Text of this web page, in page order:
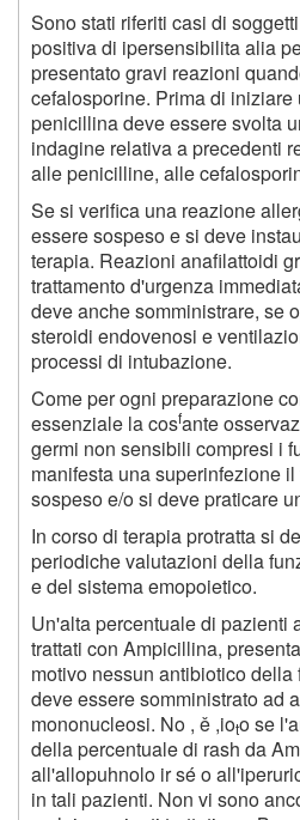
Sono stati riferiti casi di
positiva di ipersensibilita alia
presentato gravi reazioni
cefalosporine. Prima di
penicillina deve essere svolta
indagine relativa a precedenti
alle penicilline, alle
Se si verifica una reazione
essere sospeso e si deve
terapia. Reazioni anafilattoidi
trattamento d'urgenza
deve anche somministrare, se
steroidi endovenosi e
processi di intubazione.
Come per ogni preparazione
essenziale la cosfante
germi non sensibili compresi i
manifesta una superinfezione
sospeso e/o si deve praticare
In corso di terapia protratta si
periodiche valutazioni della
e del sistema emopoietico.
Un'alta percentuale di pazienti
trattati con Ampicillina,
motivo nessun antibiotico
deve essere somministrato ad
mononucleosi. No , ě ,ioto se
della percentuale di rash da
all'allopuhnolo ir sé o
in tali pazienti. Non vi sono